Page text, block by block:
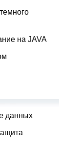
на JAVA
данных